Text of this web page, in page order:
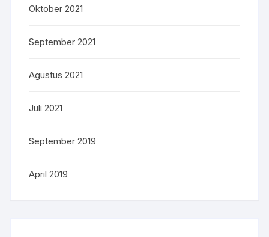
Oktober 2021
September 2021
Agustus 2021
Juli 2021
September 2019
April 2019